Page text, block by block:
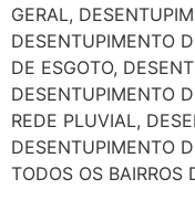
GERAL,
DESENTUPIMENTO
DE ESGOTO,
DESENTUPIMENTO
REDE PLUVIAL,
DESENTUPIMENTO
TODOS OS